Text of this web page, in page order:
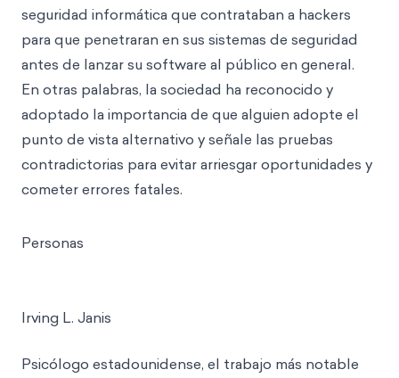
seguridad informática que contrataban a hackers
para que penetraran en sus sistemas de seguridad
antes de lanzar su software al público en general.
En otras palabras, la sociedad ha reconocido y
adoptado la importancia de que alguien adopte el
punto de vista alternativo y señale las pruebas
contradictorias para evitar arriesgar oportunidades y
cometer errores fatales.
Personas
Irving L. Janis
Psicólogo estadounidense, el trabajo más notable